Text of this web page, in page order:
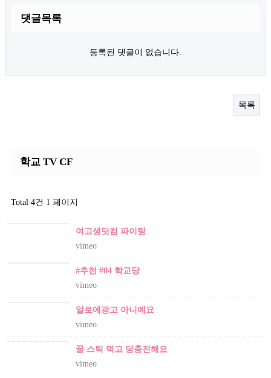
댓글목록
등록된 댓글이 없습니다.
목록
학교 TV CF
Total 4건 1 페이지
여고생닷컴 파이팅
vimeo
#추천 #04 학교당
vimeo
알로에광고 아니예요
vimeo
꿀 스틱 먹고 당충전해요
vimeo